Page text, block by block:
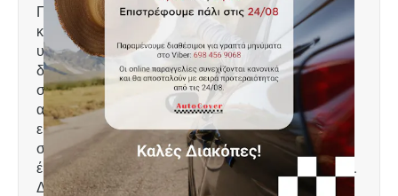
Πατάκι πορτ μπαγκάζ, τύπου σκαφάκι,
κατασκευασμένο από ελαφρύ, άοσμο πλαστικό
υψηλής αντοχής, 100% αδιάβροχο. Το χείλος που
διαθέτει 4-6 cm προστατεύει τον χώρο αποσκευών
συγκρατώντας λάδια, λάσπες, χώματα, νερά,
ακαθαρσίες κτλ και τον διατηρεί καθαρό. Πολύ
εύκολη τοποθέτηση. Πλένεται με νερό. Ειδικά
σχεδιασμένο για: Opel Adam μοντέλο 2013 - 2019,
έκδοση με σταθερό επίπεδο στο χώρο αποσκευών.
Διαστάσεις: 48 x 96 cm Υλικό: Πολυαιθυλένιο